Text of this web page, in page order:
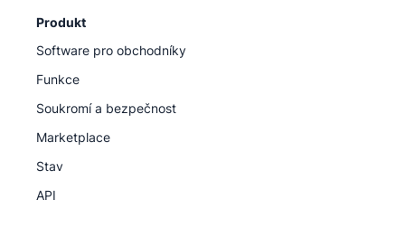
Produkt
Software pro obchodníky
Funkce
Soukromí a bezpečnost
Marketplace
Stav
API